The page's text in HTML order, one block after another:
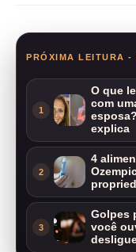
PRÓXIMA LEITURA -
1
O que
com
explica
2
4
3
Golpes
você